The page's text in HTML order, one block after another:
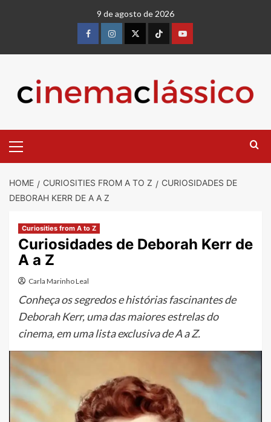
9 de agosto de 2026
HOME CURIOSITIES FROM A TO Z
CURIOSIDADES DE
DEBORAH KERR DE A A Z
Curiosities from A to Z
Curiosidades de Deborah Kerr de
A a Z
Carla Marinho Leal
Conheça os segredos e histórias fascinantes de
Deborah Kerr, uma das maiores estrelas do
cinema, em uma lista exclusiva de A a Z.